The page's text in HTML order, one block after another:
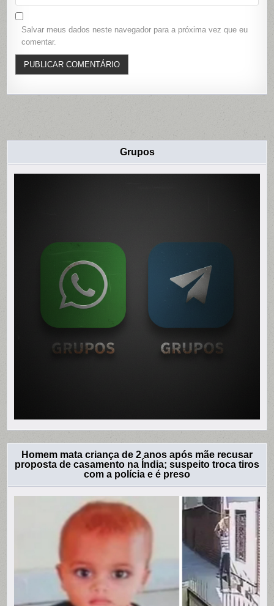
Salvar meus dados neste navegador para a próxima vez que eu
comentar.
Grupos
Homem mata criança de 2 anos após mãe recusar
proposta de casamento na Índia; suspeito troca tiros
com a polícia e é preso